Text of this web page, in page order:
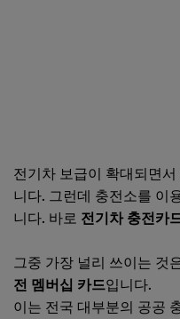
전기차 보급이 확대되면
니다. 그런데 충전소를 이
니다. 바로 전기차 충전카
그중 가장 널리 쓰이는 것
전 멤버십 카드입니다.
이는 전국 대부분의 공공